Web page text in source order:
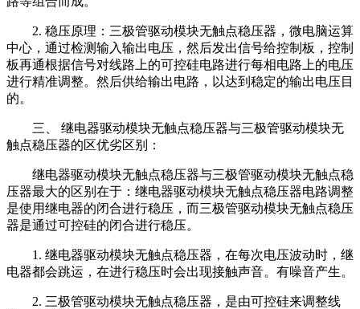
2. 稳压原理：三极管驱动模块无触点稳压器，微电脑运算
中心，通过检测输入输出电压，然后发出信号给控制板，控制
板再通根据信号对线路上的可控硅电路进行每相电路上的电压
进行精准调整。然后供给输出电路，以达到稳定的输出电压目
的。
三、 继电器驱动模块无触点稳压器与三极管驱动模块无
触点稳压器的区优劣区别：
继电器驱动模块无触点稳压器与三极管驱动模块无触点稳
压器最大的区别在于：继电器驱动模块无触点稳压器电路调整
是使用继电器的闭合进行稳压，而三极管驱动模块无触点稳压
器是通过可控硅的闭合进行稳压。
1. 继电器驱动模块无触点稳压器，在每次电压波动时，继
电器都会跳运，在进行稳压时会出现接触声音。有噪音产生。
2. 三极管驱动模块无触点稳压器，是由可控硅来调整线